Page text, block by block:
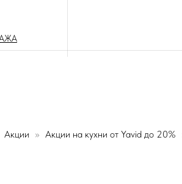
Акции Акции на кухни от Yavid до 20%